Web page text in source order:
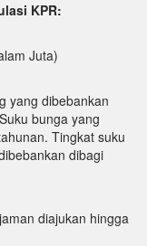
KPR:
Juta)
yang dibebankan
bunga yang
Tingkat suku
dibagi
diajukan hingga